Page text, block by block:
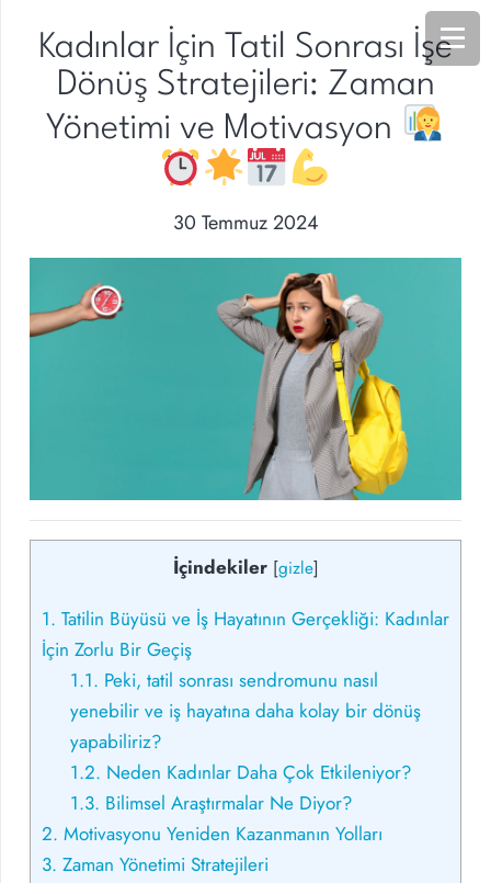
Kadınlar İçin Tatil Sonrası İşe
Dönüş Stratejileri: Zaman
Yönetimi ve Motivasyon
30 Temmuz 2024
İçindekiler [gizle]
1. Tatilin Büyüsü ve İş Hayatının Gerçekliği: Kadınlar
İçin Zorlu Bir Geçiş
1.1. Peki, tatil sonrası sendromunu nasıl
yenebilir ve iş hayatına daha kolay bir dönüş
yapabiliriz?
1.2. Neden Kadınlar Daha Çok Etkileniyor?
1.3. Bilimsel Araştırmalar Ne Diyor?
2. Motivasyonu Yeniden Kazanmanın Yolları
3. Zaman Yönetimi Stratejileri